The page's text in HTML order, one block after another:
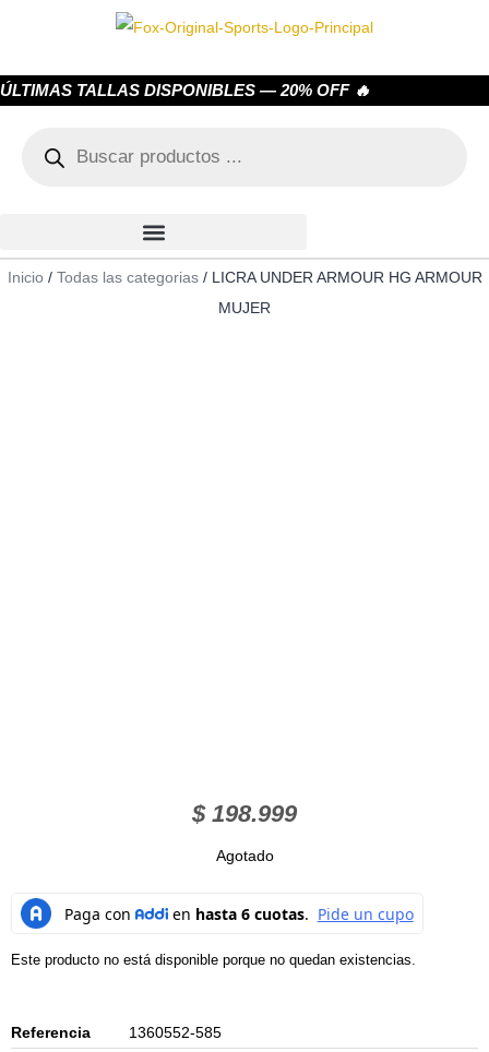
ÚLTIMAS TALLAS DISPONIBLES — 20% OFF 🔥
Inicio/ Todas las categorias/ LICRA UNDER ARMOUR HG ARMOUR
MUJER
$198.999
Agotado
Este producto no está disponible porque no quedan existencias.
Referencia
1360552-585